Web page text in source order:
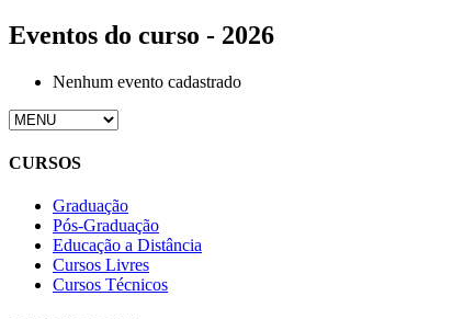
Eventos do curso - 2026
Nenhum evento cadastrado
CURSOS
Graduação
Pós-Graduação
Educação a Distância
Cursos Livres
Cursos Técnicos